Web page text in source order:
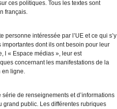
ces politiques. Tous les textes sont
français.
personne intéressée par l’UE et ce qui s’y
dont ils ont besoin pour leur
l « Espace médias », leur est
concernant les manifestations de la
en ligne.
de renseignements et d’informations
grand public. Les différentes rubriques